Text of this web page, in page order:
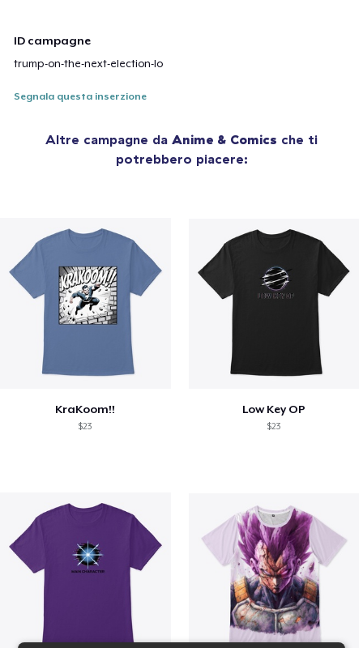
ID campagne
trump-on-the-next-election-lo
Segnala questa inserzione
Altre campagne da Anime & Comics che ti
potrebbero piacere:
KraKoom!!
$23
Low Key OP
$23